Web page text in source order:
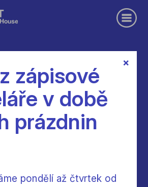
výuky ×
zápisové
v době
prázdnin
pondělí až čtvrtek od